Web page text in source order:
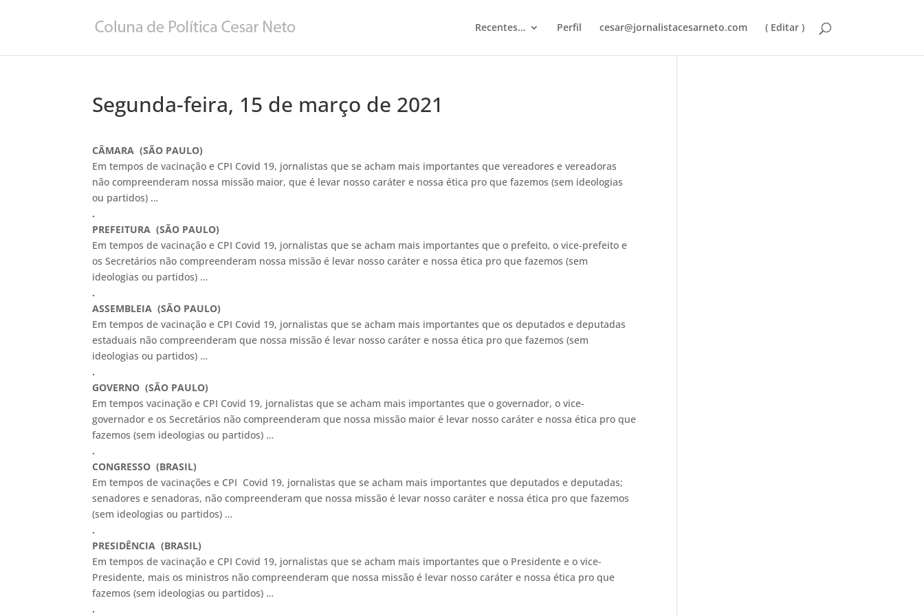
Recentes… Perfil cesar@jornalistacesarneto.com ( Editar )
Segunda-feira, 15 de março de 2021
CÂMARA (SÃO PAULO)
Em tempos de vacinação e CPI Covid 19, jornalistas que se acham mais importantes que vereadores e vereadoras
não compreenderam nossa missão maior, que é levar nosso caráter e nossa ética pro que fazemos (sem ideologias
ou partidos) …
.
PREFEITURA (SÃO PAULO)
Em tempos de vacinação e CPI Covid 19, jornalistas que se acham mais importantes que o prefeito, o vice-prefeito e
os Secretários não compreenderam nossa missão é levar nosso caráter e nossa ética pro que fazemos (sem
ideologias ou partidos) …
.
ASSEMBLEIA (SÃO PAULO)
Em tempos de vacinação e CPI Covid 19, jornalistas que se acham mais importantes que os deputados e deputadas
estaduais não compreenderam que nossa missão é levar nosso caráter e nossa ética pro que fazemos (sem
ideologias ou partidos) …
.
GOVERNO (SÃO PAULO)
Em tempos vacinação e CPI Covid 19, jornalistas que se acham mais importantes que o governador, o vice-
governador e os Secretários não compreenderam que nossa missão maior é levar nosso caráter e nossa ética pro que
fazemos (sem ideologias ou partidos) …
.
CONGRESSO (BRASIL)
Em tempos de vacinações e CPI Covid 19, jornalistas que se acham mais importantes que deputados e deputadas;
senadores e senadoras, não compreenderam que nossa missão é levar nosso caráter e nossa ética pro que fazemos
(sem ideologias ou partidos) …
.
PRESIDÊNCIA (BRASIL)
Em tempos de vacinação e CPI Covid 19, jornalistas que se acham mais importantes que o Presidente e o vice-
Presidente, mais os ministros não compreenderam que nossa missão é levar nosso caráter e nossa ética pro que
fazemos (sem ideologias ou partidos) …
.